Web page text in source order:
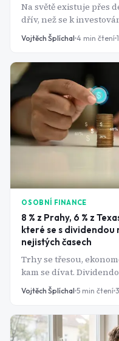
Na světě existuje přes
dřív, než se k
prostší: pro drtivou
maximálně dva fondy.
Vojtěch Šplíchal 4 min čtení
OSOBNÍ FINANCE
8 % z Prahy, 6 % z
které se s dividendou
nejistých časech
Trhy se třesou,
kam se dívat.
firma vám prostě pošle
dělá kurz. Tady je
Vojtěch Šplíchal 5 min čtení